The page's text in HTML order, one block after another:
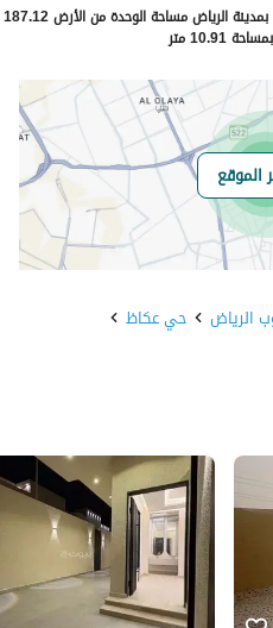
حي عكاظ بمدينة الرياض مساحة الوحدة من الأرض 187.12
متر
الموقع
الرياض حي عكاظ